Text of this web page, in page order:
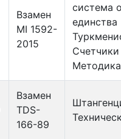
Взамен
MI 1592-
2015
система
Взамен
TDS-
166-89